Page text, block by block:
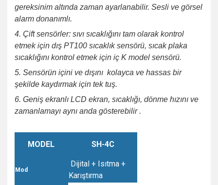
gereksinim altında zaman ayarlanabilir. Sesli ve görsel
alarm donanımlı.
4. Çift sensörler: sıvı sıcaklığını tam olarak kontrol
etmek için dış PT100 sıcaklık sensörü, sıcak plaka
sıcaklığını kontrol etmek için iç K model sensörü.
5. Sensörün içini ve dışını kolayca ve hassas bir
şekilde kaydırmak için tek tuş.
6. Geniş ekranlı LCD ekran, sıcaklığı, dönme hızını ve
zamanlamayı aynı anda gösterebilir.
MODEL SH-4C
Mod
Dijital + Isıtma +
Karıştırma